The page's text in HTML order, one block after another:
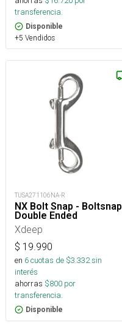
transferencia.
Disponible
+5 Vendidos
TUSA271106NA-R
NX Bolt Snap - Boltsnap
Double Ended
Xdeep
$ 19.990
en 6cuotas de $3.332sin
interés
ahorras $800 por
transferencia.
Disponible